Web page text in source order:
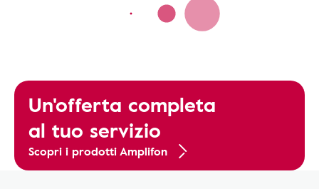
Un'offerta completa
al tuo servizio
Scopri i prodotti Amplifon